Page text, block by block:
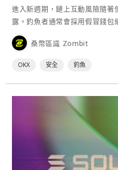
進入新週期，鏈上互動風險隨著
露。釣魚者通常會採用假冒錢包
立惡意瀏覽器外掛、傳送釣魚郵
式等方式，誘使使用者洩露敏感
式和場景呈現多樣性、複雜性和
桑幣區識 Zombit
OKX 安全 釣魚